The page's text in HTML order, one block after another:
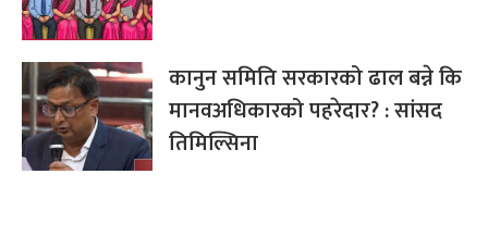
कानुन समिति सरकारको ढाल बन्ने कि
मानवअधिकारको पहरेदार? : सांसद
तिमिल्सिना